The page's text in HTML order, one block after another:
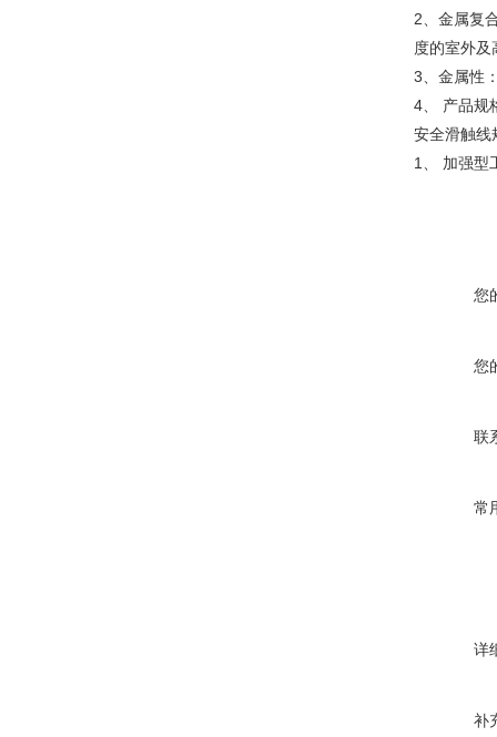
2、金属复
度的室外及
3、金属性
4、 产品规
安全滑触线
1、 加强型
您
您
联
常
详
补